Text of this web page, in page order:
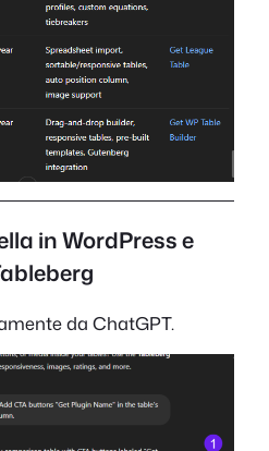
in WordPress e
da ChatGPT.